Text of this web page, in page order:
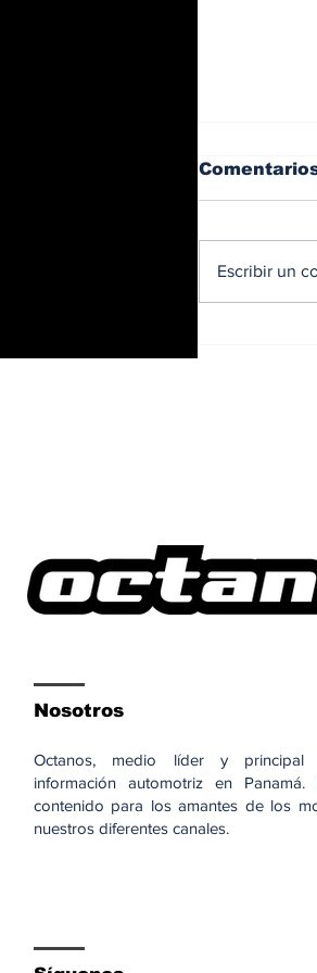
Escribir un
Nosotros
Octanos, medio líder y
información automotriz en
contenido para los amantes de los
nuestros diferentes canales.